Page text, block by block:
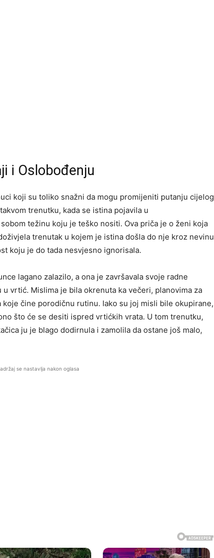
i Oslobođenju
koji su toliko snažni da mogu promijeniti putanju cijelog
trenutku, kada se istina pojavila u
težinu koju je teško nositi. Ova priča je o ženi koja
trenutak u kojem je istina došla do nje kroz nevinu
koju je do tada nesvjesno ignorisala.
lagano zalazilo, a ona je završavala svoje radne
vrtić. Mislima je bila okrenuta ka večeri, planovima za
čine porodičnu rutinu. Iako su joj misli bile okupirane,
što će se desiti ispred vrtićkih vrata. U tom trenutku,
ju je blago dodirnula i zamolila da ostane još malo,
se nastavlja nakon oglasa